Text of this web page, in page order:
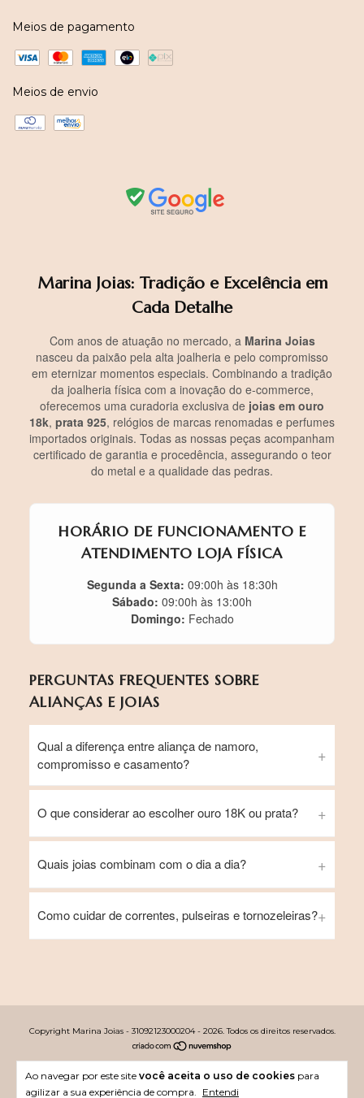
Ao navegar por este site você aceita o uso de cookies para
agilizar a sua experiência de compra. Entendi
Meios de pagamento
Meios de envio
Marina Joias: Tradição e Excelência em
Cada Detalhe
Com anos de atuação no mercado, a Marina Joias
nasceu da paixão pela alta joalheria e pelo compromisso
em eternizar momentos especiais. Combinando a tradição
da joalheria física com a inovação do e-commerce,
oferecemos uma curadoria exclusiva de joias em ouro
18k, prata 925, relógios de marcas renomadas e perfumes
importados originais. Todas as nossas peças acompanham
certificado de garantia e procedência, assegurando o teor
do metal e a qualidade das pedras.
HORÁRIO DE FUNCIONAMENTO E
ATENDIMENTO LOJA FÍSICA
Segunda a Sexta: 09:00h às 18:30h
Sábado: 09:00h às 13:00h
Domingo: Fechado
PERGUNTAS FREQUENTES SOBRE
ALIANÇAS E JOIAS
Qual a diferença entre aliança de namoro,
compromisso e casamento?
O que considerar ao escolher ouro 18K ou prata?
Quais joias combinam com o dia a dia?
Como cuidar de correntes, pulseiras e tornozeleiras?
Copyright Marina Joias - 31092123000204 - 2026. Todos os direitos reservados.